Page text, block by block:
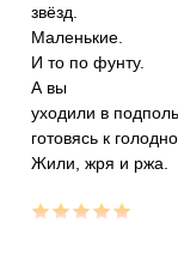
звёзд.
Маленькие.
И то по фунту.
А вы
уходили в
готовясь к
Жили, жря и ржа.